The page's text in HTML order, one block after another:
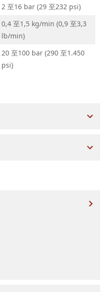
2 至16 bar (29 至232 psi)
0,4 至1,5 kg/min (0,9 至3,3
lb/min)
20 至100 bar (290 至1.450
psi)